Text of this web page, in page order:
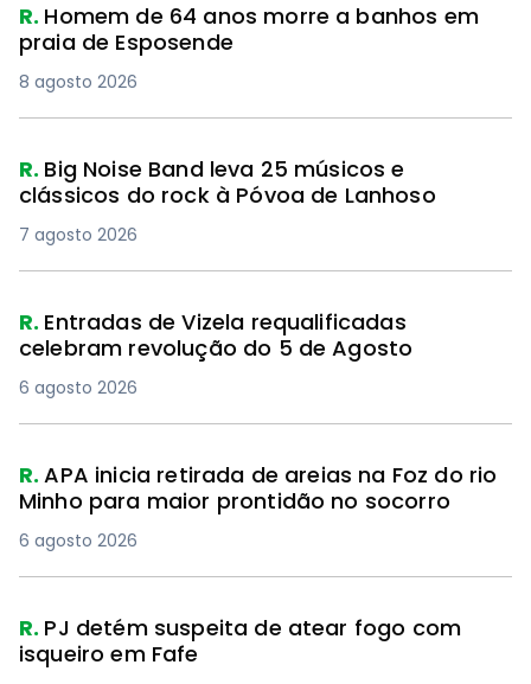
R. Homem de 64 anos morre a banhos em
praia de Esposende
8 agosto 2026
R. Big Noise Band leva 25 músicos e
clássicos do rock à Póvoa de Lanhoso
7 agosto 2026
R. Entradas de Vizela requalificadas
celebram revolução do 5 de Agosto
6 agosto 2026
R.APA inicia retirada de areias na Foz do rio
Minho para maior prontidão no socorro
6 agosto 2026
R. PJ detém suspeita de atear fogo com
isqueiro em Fafe